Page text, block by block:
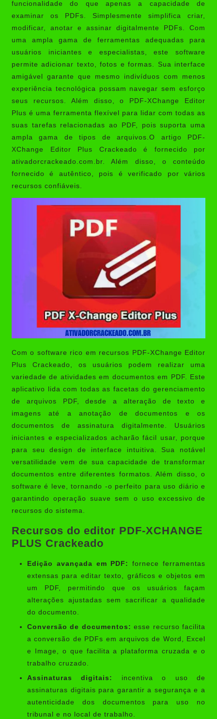
funcionalidade do que apenas a capacidade de
examinar os PDFs. Simplesmente simplifica criar,
modificar, anotar e assinar digitalmente PDFs. Com
uma ampla gama de ferramentas adequadas para
usuários iniciantes e especialistas, este software
permite adicionar texto, fotos e formas. Sua interface
amigável garante que mesmo indivíduos com menos
experiência tecnológica possam navegar sem esforço
seus recursos. Além disso, o PDF-XChange Editor
Plus é uma ferramenta flexível para lidar com todas as
suas tarefas relacionadas ao PDF, pois suporta uma
ampla gama de tipos de arquivos.O artigo PDF-
XChange Editor Plus Crackeado é fornecido por
ativadorcrackeado.com.br . Além disso, o conteúdo
fornecido é autêntico, pois é verificado por vários
recursos confiáveis.
Com o software rico em recursos PDF-XChange Editor
Plus Crackeado , os usuários podem realizar uma
variedade de atividades em documentos em PDF. Este
aplicativo lida com todas as facetas do gerenciamento
de arquivos PDF, desde a alteração de texto e
imagens até a anotação de documentos e os
documentos de assinatura digitalmente. Usuários
iniciantes e especializados acharão fácil usar, porque
para seu design de interface intuitiva. Sua notável
versatilidade vem de sua capacidade de transformar
documentos entre diferentes formatos. Além disso, o
software é leve, tornando -o perfeito para uso diário e
garantindo operação suave sem o uso excessivo de
recursos do sistema.
Recursos do editor PDF-XCHANGE
PLUS Crackeado
Edição avançada em PDF:
fornece ferramentas
extensas para editar texto, gráficos e objetos em
um PDF, permitindo que os usuários façam
alterações ajustadas sem sacrificar a qualidade
do documento.
Conversão de documentos: esse recurso facilita
a conversão de PDFs em arquivos de Word, Excel
e Image, o que facilita a plataforma cruzada e o
trabalho cruzado.
Assinaturas digitais:
incentiva o uso de
assinaturas digitais para garantir a segurança e a
autenticidade dos documentos para uso no
tribunal e no local de trabalho.